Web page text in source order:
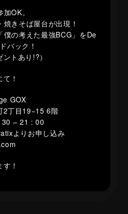
OK。
きそば屋台が出現！
僕の考えた最強BCG」をDe
バック！
トあり!?）
！
GOX
2丁目19−15 6階
– 21 : 00
よりお申し込み
！